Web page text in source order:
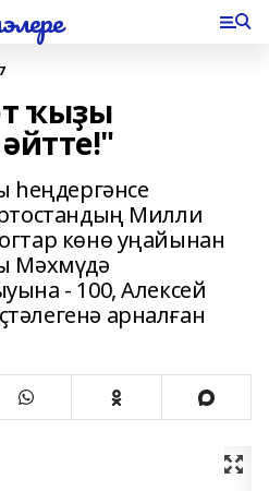
ҡыҙы
һеңдергәнсе
Милли
көнө уңайынан
Мәхмүдә
- 100, Алексей
арналған